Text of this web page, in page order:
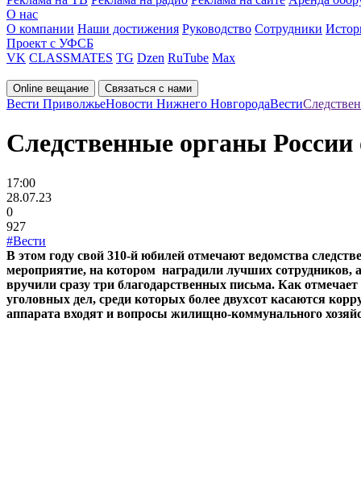
О нас
О компании Наши достижения Руководство Сотрудники
Проект с УФСБ
VK CLASSMATES TG Dzen RuTube Max
Online вещание Связаться с нами
Вести ПриволжьеНовости Нижнего НовгородаВести
Следственные органы
17:00
28.07.23
0
927
#Вести
В этом году свой 310-й юбилей отмечают ведомства
мероприятие, на котором наградили лучших
вручили сразу три благодарственных письма. Как
уголовных дел, среди которых более двухсот касаются
аппарата входят и вопросы жилищно-коммунального